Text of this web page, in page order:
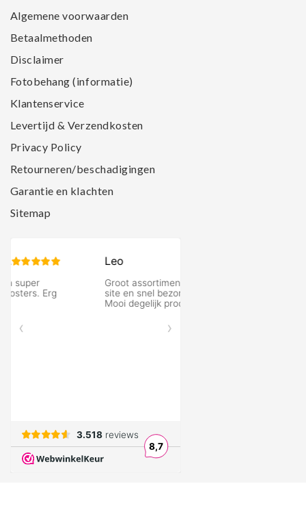
Algemene voorwaarden
Betaalmethoden
Disclaimer
Fotobehang (informatie)
Klantenservice
Levertijd & Verzendkosten
Privacy Policy
Retourneren/beschadigingen
Garantie en klachten
Sitemap